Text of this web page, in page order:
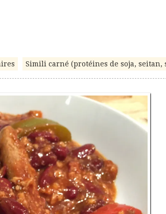
Simili carné (protéines de soja, seitan,